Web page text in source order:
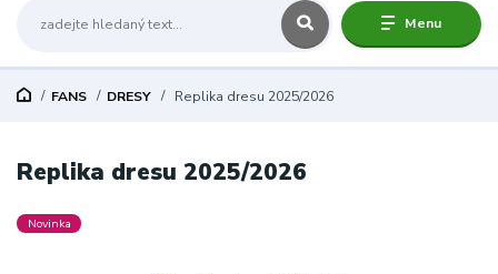
Menu
FANS DRESY Replika dresu 2025/2026
Replika dresu 2025/2026
Novinka